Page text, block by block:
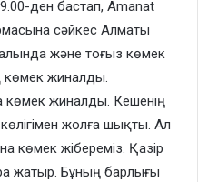
9.00-ден бастап, Amanat
сәйкес Алматы
және тоғыз көмек
көмек жиналды.
көмек жиналды. Кешенің
жолға шықты. Ал
көмек жібереміз. Қазір
жатыр. Бұның барлығы